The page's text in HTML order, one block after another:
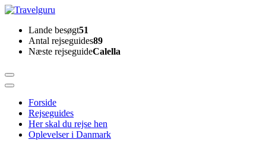
Skip
content
(Press
Enter)
TravelguruLande besøgt51
Antal rejseguides89
Næste rejseguideCalella
Forside
Rejseguides
Her skal du rejse hen
Oplevelser i Danmark